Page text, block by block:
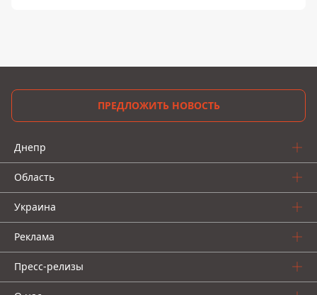
ПРЕДЛОЖИТЬ НОВОСТЬ
Днепр
Область
Украина
Реклама
Пресс-релизы